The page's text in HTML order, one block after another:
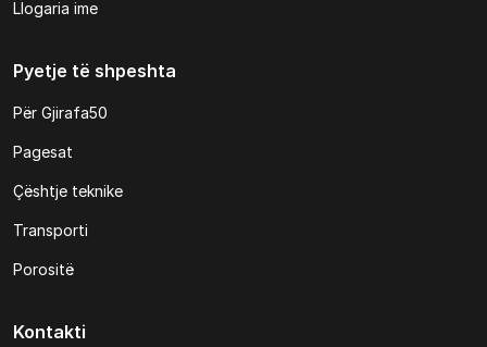
Llogaria ime
Pyetje të shpeshta
Për Gjirafa50
Pagesat
Çështje teknike
Transporti
Porositë
Kontakti